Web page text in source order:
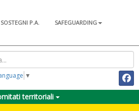
P.A.
SAFEGUARDING
▼
territoriali